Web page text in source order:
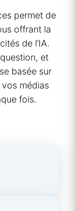
permet de
offrant la
de l’IA.
et
basée sur
médias
fois.